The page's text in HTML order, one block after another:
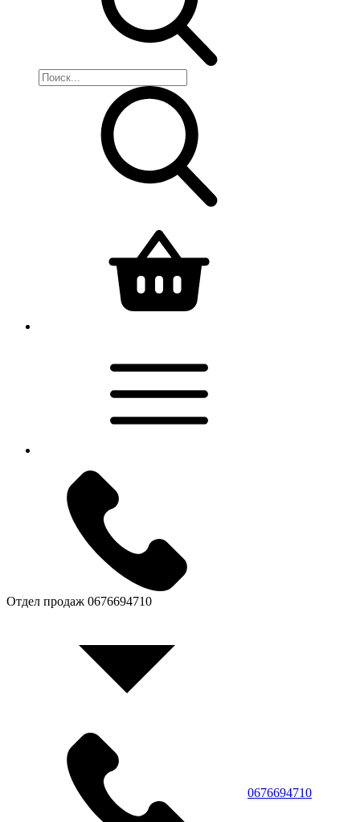
Отдел продаж 0676694710
0676694710